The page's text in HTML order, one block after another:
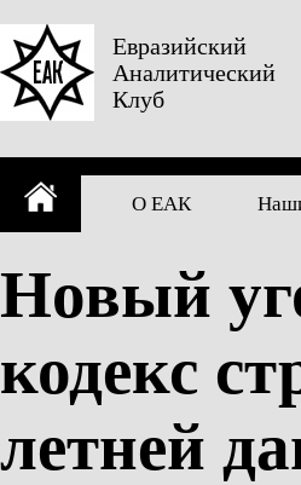
to
content
Евразийский
Аналитический
Клуб
О ЕАК
Новый
кодекс
летней